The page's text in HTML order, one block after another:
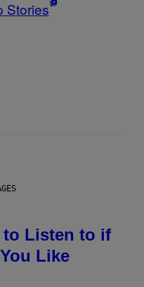
Stories
to Listen to if
Like